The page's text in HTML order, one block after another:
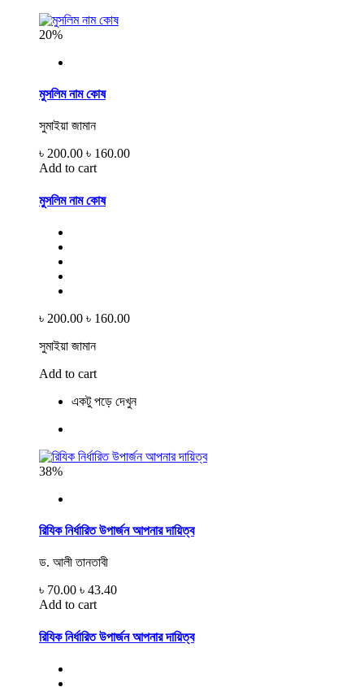
20%
মুসলিম নাম কোষ
সুমাইয়া জামান
৳ 200.00 ৳ 160.00
Add to cart
মুসলিম নাম কোষ
৳ 200.00 ৳ 160.00
সুমাইয়া জামান
Add to cart
একটু পড়ে দেখুন
38%
রিযিক নির্ধারিত উপার্জন আপনার দায়িত্ব
ড. আলী তানতাবী
৳ 70.00 ৳ 43.40
Add to cart
রিযিক নির্ধারিত উপার্জন আপনার দায়িত্ব